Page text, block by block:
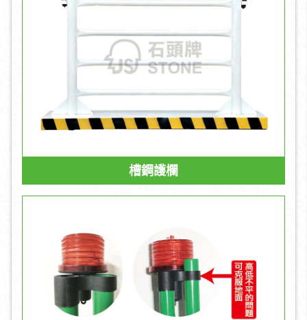
槽鋼護欄